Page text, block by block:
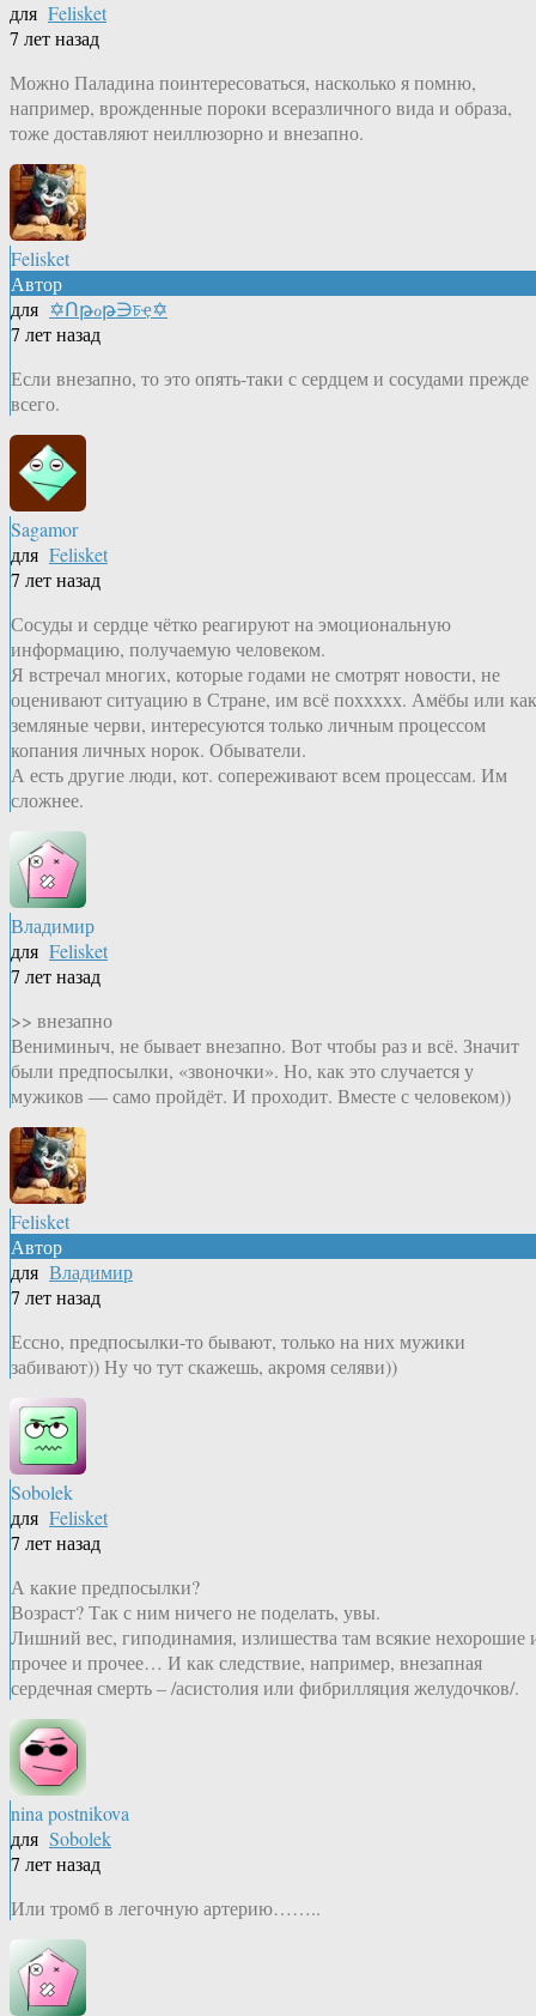
для Felisket
7 лет назад
Можно Паладина поинтересоваться, насколько я помню,
например, врожденные пороки всеразличного вида и образа,
тоже доставляют неиллюзорно и внезапно.
Felisket
Автор
для ✡Ոթℴթ∋চҿ✡
7 лет назад
Если внезапно, то это опять-таки с сердцем и сосудами прежде
всего.
Sagamor
для Felisket
7 лет назад
Сосуды и сердце чётко реагируют на эмоциональную
информацию, получаемую человеком.
Я встречал многих, которые годами не смотрят новости, не
оценивают ситуацию в Стране, им всё поххххх. Амёбы или как
земляные черви, интересуются только личным процессом
копания личных норок. Обыватели.
А есть другие люди, кот. сопереживают всем процессам. Им
сложнее.
Владимир
для Felisket
7 лет назад
>> внезапно
Вениминыч, не бывает внезапно. Вот чтобы раз и всё. Значит
были предпосылки, «звоночки». Но, как это случается у
мужиков — само пройдёт. И проходит. Вместе с человеком))
Felisket
Автор
для Владимир
7 лет назад
Ессно, предпосылки-то бывают, только на них мужики
забивают)) Ну чо тут скажешь, акромя селяви))
Sobolek
для Felisket
7 лет назад
А какие предпосылки?
Возраст? Так с ним ничего не поделать, увы.
Лишний вес, гиподинамия, излишества там всякие нехорошие
прочее и прочее… И как следствие, например, внезапная
сердечная смерть – /асистолия или фибрилляция желудочков/.
nina postnikova
для Sobolek
7 лет назад
Или тромб в легочную артерию……..